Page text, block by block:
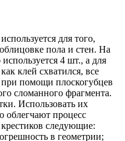
для того,
пола и стен. На
4 шт., а для
клей схватился, все
помощи плоскогубцев
сломанного фрагмента.
Использовать их
облегчают процесс
следующие:
в геометрии;